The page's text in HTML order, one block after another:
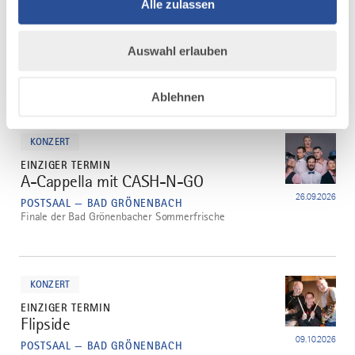
Alle zulassen
Auswahl erlauben
Ablehnen
1
Bunch of Grass
HAUS DES GASTES - KURSAAL — BAD
KONZERT
EINZIGER TERMIN
2
A-Cappella mit CASH-N-GO
POSTSAAL — BAD GRÖNENBACH 26.09.2026
Finale der Bad Grönenbacher Sommerfrische
dazu
KONZERT
EINZIGER TERMIN
3
Flipside
POSTSAAL — BAD GRÖNENBACH 09.10.2026